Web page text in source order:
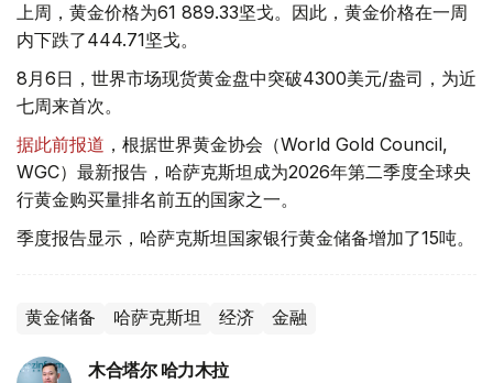
上周，黄金价格为61 889.33坚戈。因此，黄金价格在一周
内下跌了444.71坚戈。
8月6日，世界市场现货黄金盘中突破4300美元/盎司，为近
七周来首次。
据此前报道 ，根据世界黄金协会（World Gold Council,
WGC）最新报告，哈萨克斯坦成为2026年第二季度全球央
行黄金购买量排名前五的国家之一。
季度报告显示，哈萨克斯坦国家银行黄金储备增加了15吨。
黄金储备 哈萨克斯坦 经济 金融
木合塔尔 哈力木拉